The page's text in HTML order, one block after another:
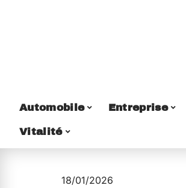
Automobile Entreprise
Vitalité
18/01/2026